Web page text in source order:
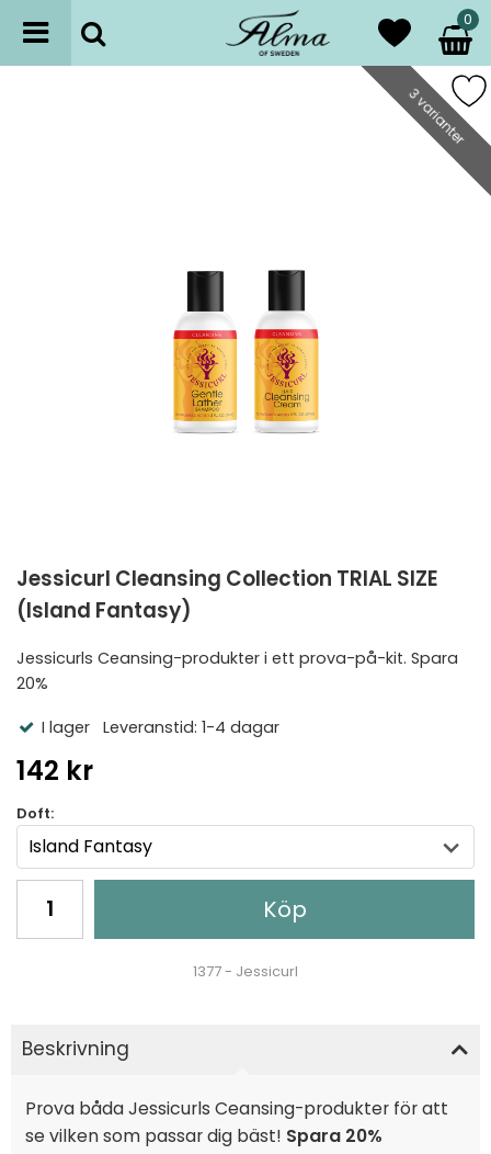
0
3 varianter
Jessicurl Cleansing Collection TRIAL SIZE
(Island Fantasy)
Jessicurls Ceansing-produkter i ett prova-på-kit. Spara
20%
I lager Leveranstid: 1-4 dagar
142 kr
Doft:
Köp
1377 - Jessicurl
Beskrivning
Prova båda Jessicurls Ceansing-produkter för att
se vilken som passar dig bäst! Spara 20%